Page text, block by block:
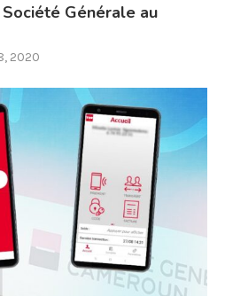
Générale au
2020